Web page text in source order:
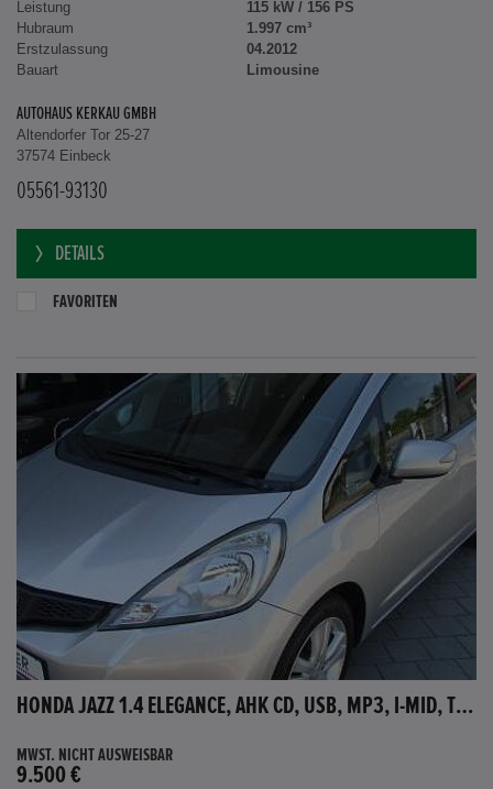
Leistung
115 kW / 156 PS
Hubraum
1.997 cm³
Erstzulassung
04.2012
Bauart
Limousine
AUTOHAUS KERKAU GMBH
Altendorfer Tor 25-27
37574 Einbeck
05561-93130
DETAILS
FAVORITEN
HONDA JAZZ 1.4 ELEGANCE, AHK CD, USB, MP3, I-MID, TEMPOMAT, AUX-IN
MWST. NICHT AUSWEISBAR
9.500 €